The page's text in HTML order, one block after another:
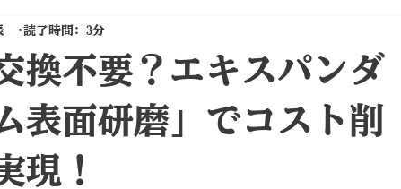
換不要？エキスパンダ
表面研磨」でコスト削
現！
読了時間: 3分